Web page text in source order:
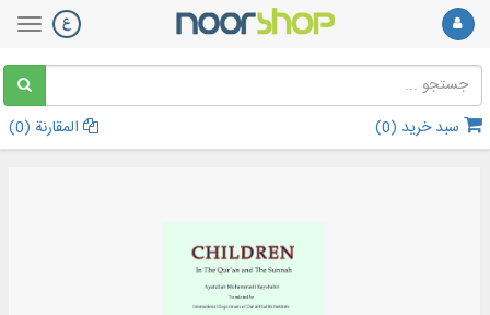
سبد خرید (0
) المقارنة (0
)